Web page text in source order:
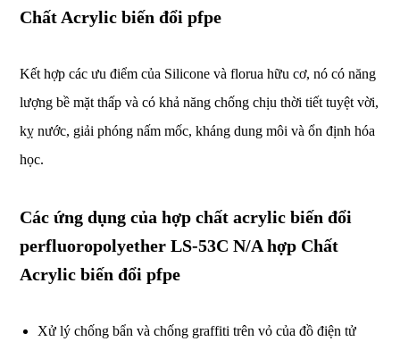
Chất Acrylic biến đổi pfpe
Kết hợp các ưu điểm của Silicone và florua hữu cơ, nó có năng
lượng bề mặt thấp và có khả năng chống chịu thời tiết tuyệt vời,
kỵ nước, giải phóng nấm mốc, kháng dung môi và ổn định hóa
học.
Các ứng dụng của hợp chất acrylic biến đổi
perfluoropolyether LS-53C N/A hợp Chất
Acrylic biến đổi pfpe
Xử lý chống bẩn và chống graffiti trên vỏ của đồ điện tử